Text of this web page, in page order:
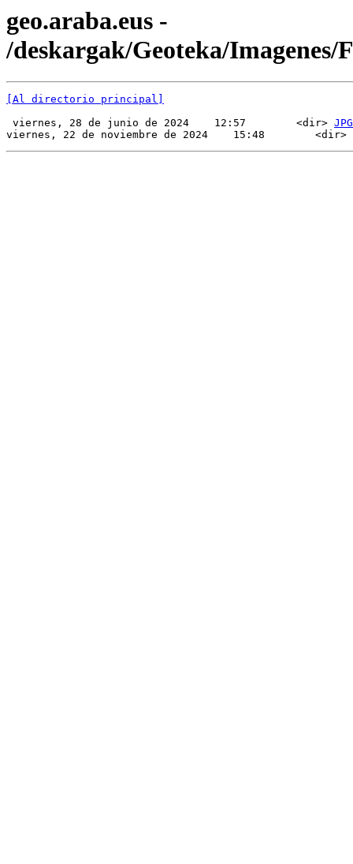
geo.araba.eus -
/deskargak/Geoteka/Imagenes/
[Al directorio principal]
viernes, 28 de junio de 2024    12:57        <dir> JPG
viernes, 22 de noviembre de 2024    15:48        <dir>